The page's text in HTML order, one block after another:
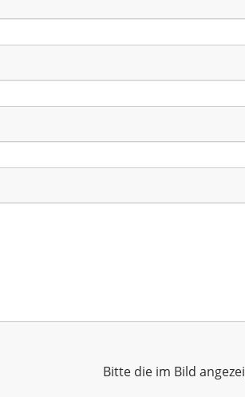
Bitte die im Bild